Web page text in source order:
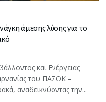
άμεσης λύσης για το
και Ενέργειας
του ΠΑΣΟΚ –
αναδεικνύοντας την...